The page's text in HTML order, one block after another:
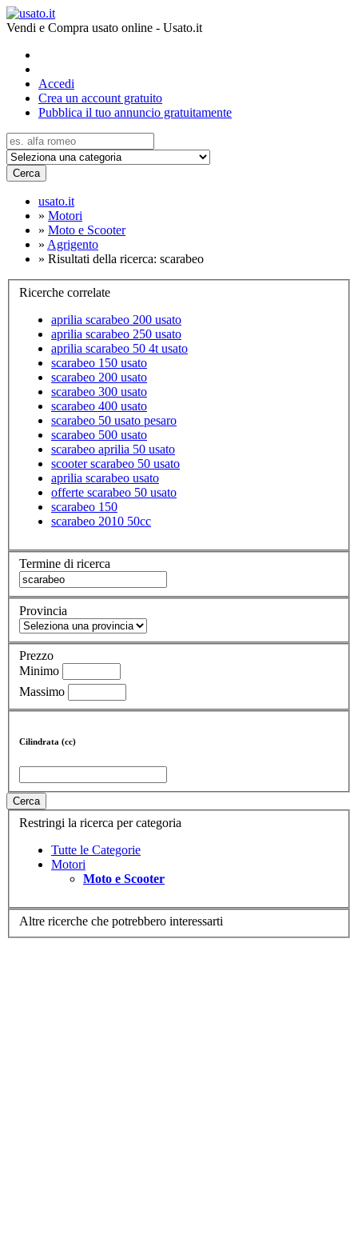
Vendi e Compra usato online - Usato.it
Accedi
Crea un account gratuito
Pubblica il tuo annuncio gratuitamente
Cerca
usato.it
» Motori
» Moto e Scooter
» Agrigento
» Risultati della ricerca: scarabeo
Ricerche correlate
aprilia scarabeo 200 usato
aprilia scarabeo 250 usato
aprilia scarabeo 50 4t usato
scarabeo 150 usato
scarabeo 200 usato
scarabeo 300 usato
scarabeo 400 usato
scarabeo 50 usato pesaro
scarabeo 500 usato
scarabeo aprilia 50 usato
scooter scarabeo 50 usato
aprilia scarabeo usato
offerte scarabeo 50 usato
scarabeo 150
scarabeo 2010 50cc
Termine di ricerca
Provincia
Prezzo
Minimo
Massimo
Cilindrata (cc)
Cerca
Restringi la ricerca per categoria
Tutte le Categorie
Motori
Moto e Scooter
Altre ricerche che potrebbero interessarti